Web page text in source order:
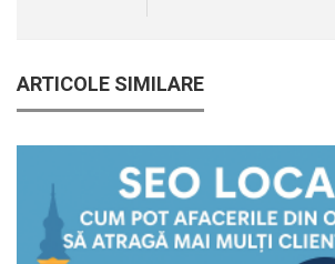
ARTICOLE SIMILARE